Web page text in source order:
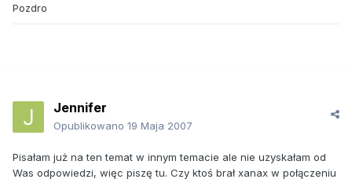
Pozdro
Jennifer
Opublikowano 19 Maja 2007
Pisałam już na ten temat w innym temacie ale nie uzyskałam od
Was odpowiedzi, więc piszę tu. Czy ktoś brał xanax w połączeniu